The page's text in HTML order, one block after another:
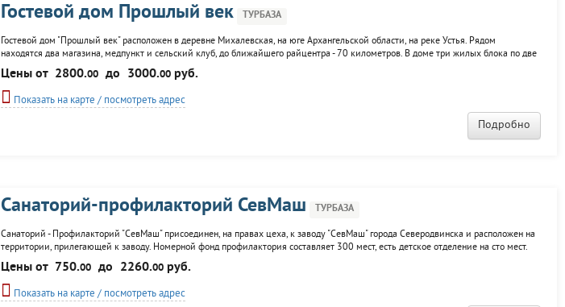
Гостевой дом Прошлый век ТУРБАЗА
Гостевой дом "Прошлый век" расположен в деревне Михалевская, на юге Архангельской области, на реке Устья. Рядом
находятся два магазина, медпункт и сельский клуб, до ближайшего райцентра - 70 километров. В доме три жилых блока по две
двухместные комнаты, кухонный блок, удобства в общем коридоре. К услугам гостей рыбалка, охота, лыжные прогулки, тюбинг,
лесные прогулки, сбор грибов...
Цены от 2800.00 до 3000.00руб.
Показать на карте / посмотреть адрес
Подробно
Санаторий-профилакторий СевМаш ТУРБАЗА
Санаторий - Профилакторий "СевМаш" присоединен, на правах цеха, к заводу "СевМаш" города Северодвинска и расположен на
территории, прилегающей к заводу. Номерной фонд профилактория составляет 300 мест, есть детское отделение на сто мест.
Столовая, диетотерапия. Профилакторий сотрудничает с научно-исследовательскими институтами, используя современные
методы лечения...
Цены от 750.00 до 2260.00руб.
Показать на карте / посмотреть адрес